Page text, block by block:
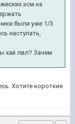
эсм на
были уже 1/3
наступать,
хай лвл? Зачем
Хотите короткие